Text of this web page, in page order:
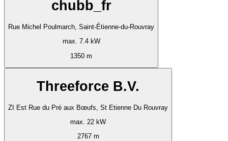
chubb_fr
Rue Michel Poulmarch, Saint-Étienne-du-Rouvray
max. 7.4 kW
1350 m
Threeforce B.V.
ZI Est Rue du Pré aux Bœufs, St Etienne Du Rouvray
max. 22 kW
2767 m